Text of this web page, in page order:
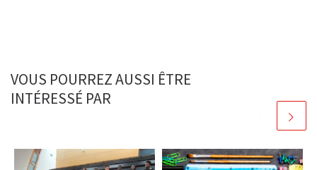
VOUS POURREZ AUSSI ÊTRE
INTÉRESSÉ PAR